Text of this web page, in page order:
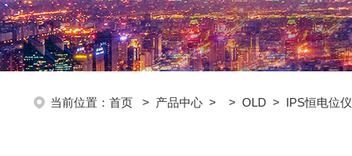
当前位置： 首页 > 产品中心 > > OLD > IPS恒电位